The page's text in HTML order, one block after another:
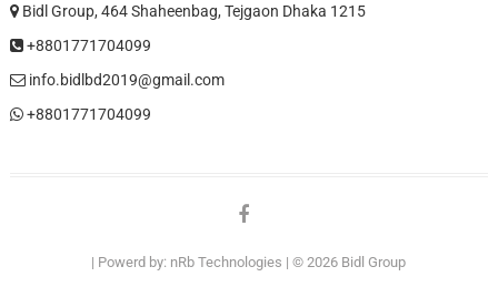
Bidl Group, 464 Shaheenbag, Tejgaon Dhaka 1215
+8801771704099
info.bidlbd2019@gmail.com
+8801771704099
facebook
| Powerd by: nRb Technologies | © 2026 Bidl Group